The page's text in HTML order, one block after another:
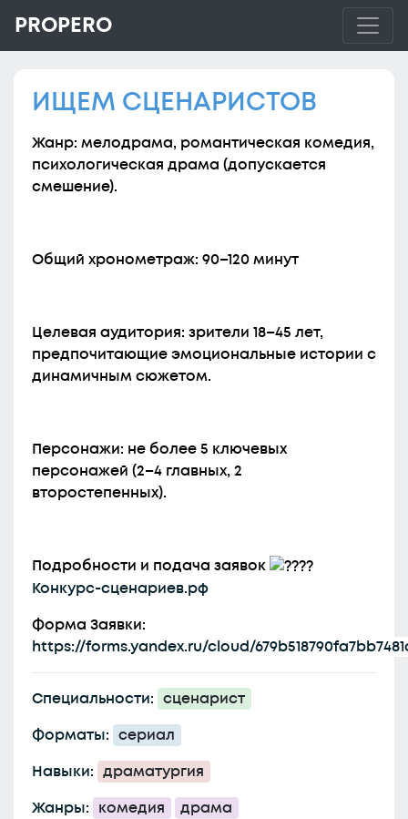
PROPERO
ИЩЕМ СЦЕНАРИСТОВ
Жанр: мелодрама, романтическая комедия,
психологическая драма (допускается
смешение).
Общий хронометраж: 90–120 минут
Целевая аудитория: зрители 18–45 лет,
предпочитающие эмоциональные истории с
динамичным сюжетом.
Персонажи: не более 5 ключевых
персонажей (2–4 главных, 2
второстепенных).
Подробности и подача заявок
Конкурс-сценариев.рф
Форма Заявки:
https://forms.yandex.ru/cloud/
Специальности: сценарист
Форматы: сериал
Навыки: драматургия
Жанры: комедия драма